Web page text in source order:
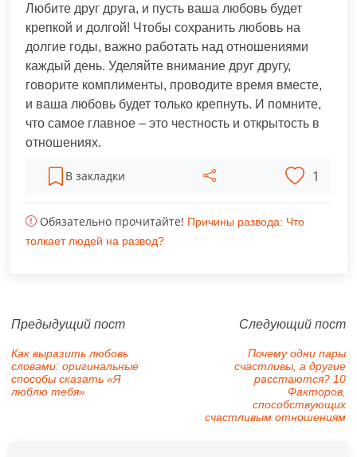
Любите друг друга, и пусть ваша любовь будет
крепкой и долгой! Чтобы сохранить любовь на
долгие годы, важно работать над отношениями
каждый день. Уделяйте внимание друг другу,
говорите комплименты, проводите время вместе,
и ваша любовь будет только крепнуть. И помните,
что самое главное – это честность и открытость в
отношениях.
В закладки 1
Обязательно прочитайте! Причины развода: Что
толкает людей на развод?
Предыдущий пост
Как выразить любовь
словами: оригинальные
способы сказать «Я
люблю тебя»
Следующий пост
Почему одни пары
счастливы, а другие
расстаются? 10
Факторов,
способствующих
счастливым отношениям